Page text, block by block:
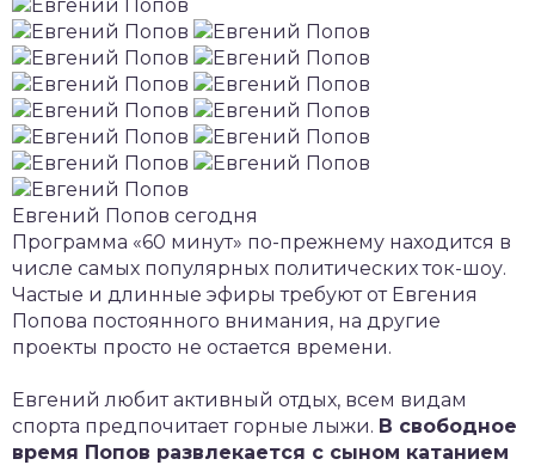
Евгений Попов сегодня
Программа «60 минут» по-прежнему находится в
числе самых популярных политических ток-шоу.
Частые и длинные эфиры требуют от Евгения
Попова постоянного внимания, на другие
проекты просто не остается времени.
Евгений любит активный отдых, всем видам
спорта предпочитает горные лыжи. В свободное
время Попов развлекается с сыном катанием